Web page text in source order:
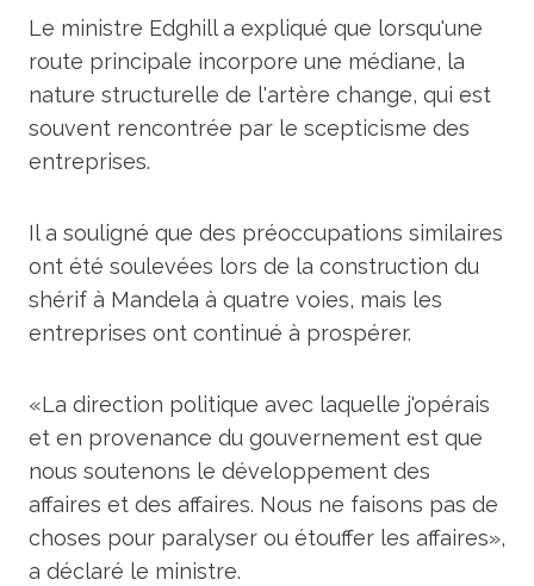
Le ministre Edghill a expliqué que lorsqu'une
route principale incorpore une médiane, la
nature structurelle de l'artère change, qui est
souvent rencontrée par le scepticisme des
entreprises.
Il a souligné que des préoccupations similaires
ont été soulevées lors de la construction du
shérif à Mandela à quatre voies, mais les
entreprises ont continué à prospérer.
«La direction politique avec laquelle j'opérais
et en provenance du gouvernement est que
nous soutenons le développement des
affaires et des affaires. Nous ne faisons pas de
choses pour paralyser ou étouffer les affaires»,
a déclaré le ministre.